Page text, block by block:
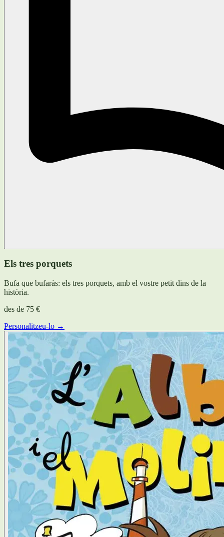
Els tres porquets
Bufa que bufaràs: els tres porquets, amb el vostre petit dins de la
història.
des de 75 €
Personalitzeu-lo →